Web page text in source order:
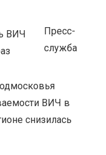
Пресс-
служба
ВИЧ в
снизилась